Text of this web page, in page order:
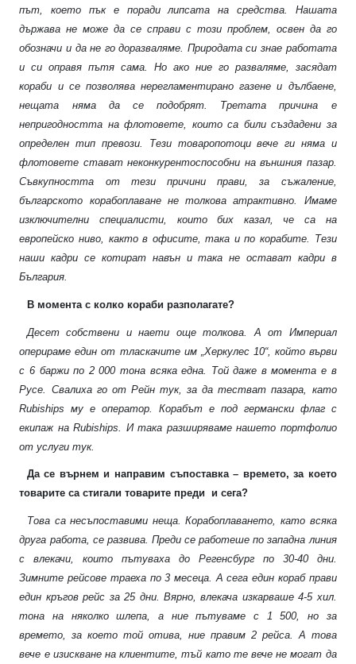
път, което пък е поради липсата на средства. Нашата
държава не може да се справи с този проблем, освен да го
обозначи и да не го доразваляме. Природата си знае работата
и си оправя пътя сама. Но ако ние го разваляме, засядат
кораби и се позволява нерегламентирано газене и дълбаене,
нещата няма да се подобрят. Третата причина е
непригодността на флотовете, които са били създадени за
определен тип превози. Тези товаропотоци вече ги няма и
флотовете стават неконкурентоспособни на външния пазар.
Съвкупността от тези причини прави, за съжаление,
българското корабоплаване не толкова атрактивно. Имаме
изключителни специалисти, които бих казал, че са на
европейско ниво, както в офисите, така и по корабите. Тези
наши кадри се котират навън и така не остават кадри в
България.
В момента с колко кораби разполагате?
Десет собствени и наети още толкова. А от Империал
оперираме един от тласкачите им „Херкулес 10“, който върви
с 6 баржи по 2 000 тона всяка една. Той даже в момента е в
Русе. Свалиха го от Рейн тук, за да тестват пазара, като
Rubishipsму е оператор. Корабът е под германски флаг с
екипаж наRubiships. И така разширяваме нашето портфолио
от услуги тук.
Да се върнем и направим съпоставка – времето, за което
товарите са стигали товарите преди
и сега?
Това са несъпоставими неща. Корабоплаването, като всяка
друга работа, се развива. Преди се работеше по западна линия
с влекачи, които пътуваха до Регенсбург по 30-40 дни.
Зимните рейсове траеха по 3 месеца. А сега един кораб прави
един кръгов рейс за 25 дни. Вярно, влекача изкарваше 4-5 хил.
тона на няколко шлепа, а ние пътуваме с 1 500, но за
времето, за което той отива, ние правим 2 рейса. А това
вече е изискване на клиентите, тъй като те вече не могат да